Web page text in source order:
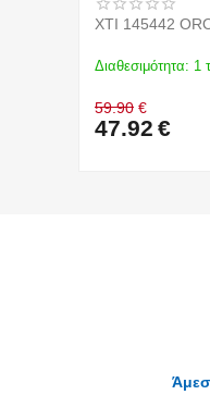
XTI 145442
Διαθεσιμότητα: 1
59.90 €
47.92 €